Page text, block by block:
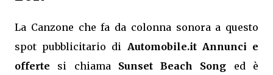
La Canzone che fa da colonna sonora a questo
spot pubblicitario di Automobile.it Annunci e
offerte si chiama Sunset Beach Song ed è